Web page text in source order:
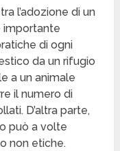
l’adozione di un
importante
di ogni
da un rifugio
a un animale
il numero di
D’altra parte,
può a volte
non etiche.